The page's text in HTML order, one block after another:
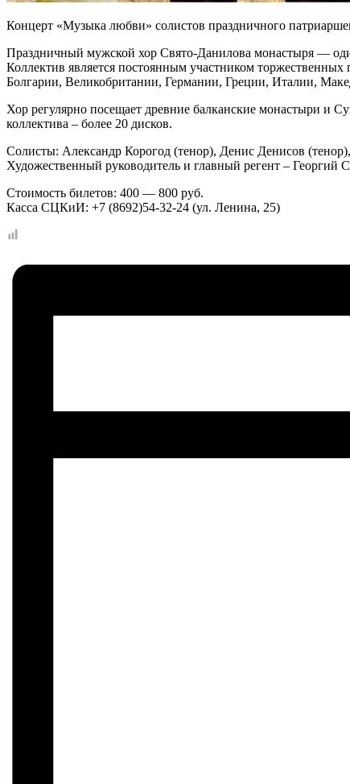
Концерт «Музыка любви» солистов праздничного
Праздничный мужской хор Свято-Данилова монастыря —
Коллектив является постоянным участником
Болгарии, Великобритании, Германии, Греции, Италии,
Хор регулярно посещает древние балканские монастыри и
коллектива – более 20 дисков.
Солисты: Александр Корогод (тенор), Денис Денисов
Художественный руководитель и главный регент – Георгий
Стоимость билетов: 400 — 800 руб.
Касса СЦКиИ: +7 (8692)54-32-24 (ул. Ленина, 25)